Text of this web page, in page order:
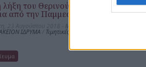
του Θερινού Σχολείου
από την Παμμεσσηνιακή
ΙΔΡΥΜΑ Τιμητικές Εκδηλώσεις Απονομή